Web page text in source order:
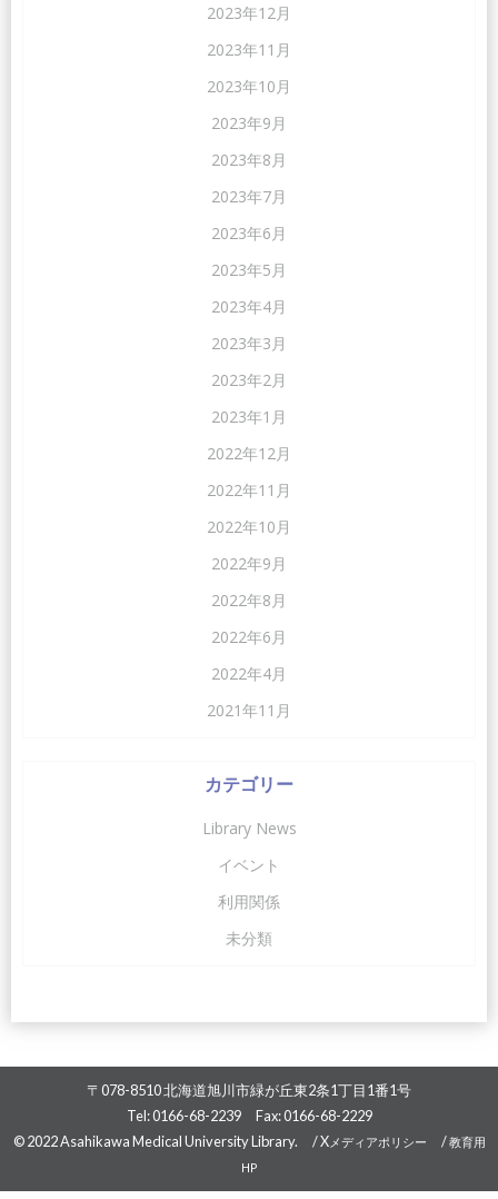
2023年12月
2023年11月
2023年10月
2023年9月
2023年8月
2023年7月
2023年6月
2023年5月
2023年4月
2023年3月
2023年2月
2023年1月
2022年12月
2022年11月
2022年10月
2022年9月
2022年8月
2022年6月
2022年4月
2021年11月
カテゴリー
Library News
イベント
利用関係
未分類
〒078-8510 北海道旭川市緑が丘東2条1丁目1番1号
Tel: 0166-68-2239 Fax: 0166-68-2229
© 2022 Asahikawa Medical University Library. /Xメディアポリシー /教育用
HP